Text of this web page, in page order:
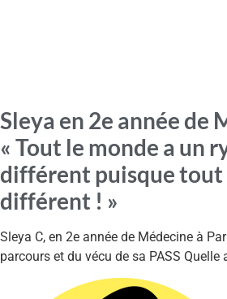
Sleya en 2e année de
« Tout le monde a un
différent puisque tout
différent ! »
Sleya C, en 2e année de Médecine à
parcours et du vécu de sa PASS Quelle